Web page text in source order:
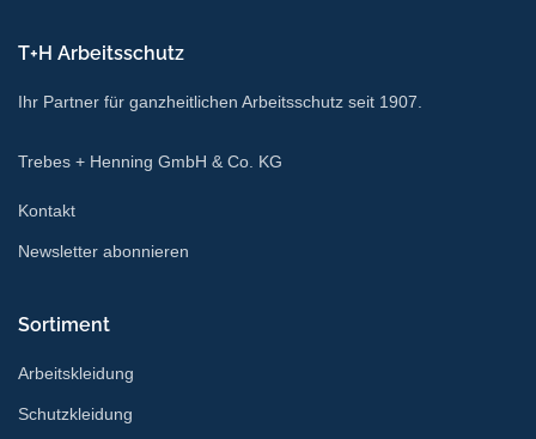
T+H Arbeitsschutz
Ihr Partner für ganzheitlichen Arbeitsschutz seit 1907.
Trebes + Henning GmbH & Co. KG
Kontakt
Newsletter abonnieren
Sortiment
Arbeitskleidung
Schutzkleidung